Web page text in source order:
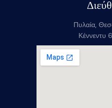
Πυλαία,
Κέννεντυ